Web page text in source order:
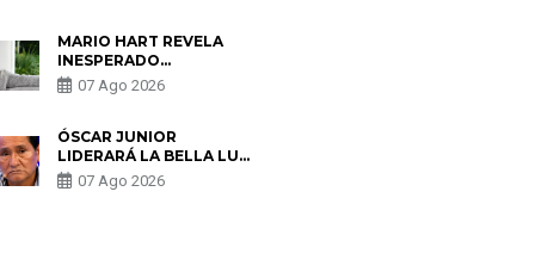
MARIO HART REVELA
INESPERADO
PROBLEMA DE SALUD
ANTES DE SEPARARSE
ENCONTRARON UN
TUMOR”
07 Ago 2026
ÓSCAR JUNIOR
LIDERARÁ LA BELLA LUZ
TRAS SALIDA DE SU
PADRE POR POLÉMICA
07 Ago 2026